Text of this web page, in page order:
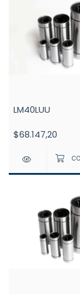
LM40LUU
$68.147,20